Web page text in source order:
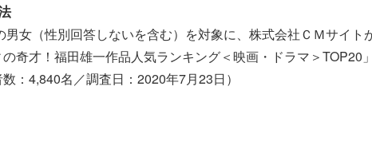
女（性別回答しないを含む）を対象に、株式会社ＣＭサイト
奇才！福田雄一作品人気ランキング＜映画・ドラマ＞TOP20
：4,840名／調査日：2020年7月23日）